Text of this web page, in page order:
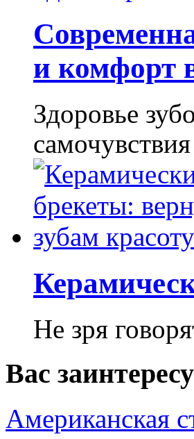
и комфорт
Здоровье
Не зря
Вас
Американская